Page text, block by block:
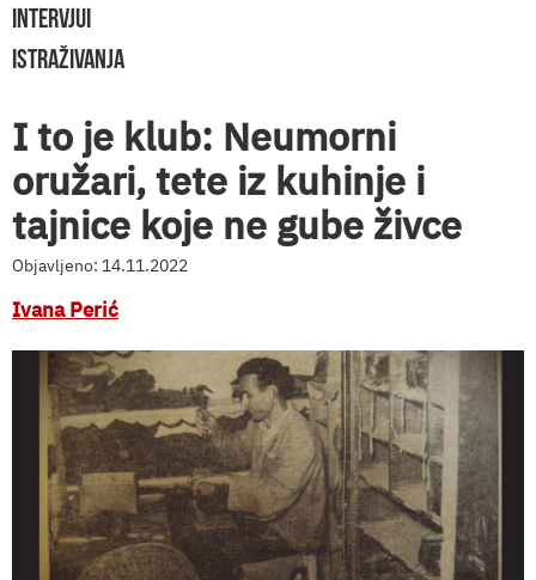
INTERVJUI
ISTRAŽIVANJA
I to je klub: Neumorni
oružari, tete iz kuhinje i
tajnice koje ne gube živce
Objavljeno: 14.11.2022
Ivana Perić